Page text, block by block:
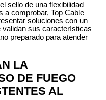
sello de una flexibilidad
a comprobar, Top Cable
soluciones con un
validan sus características
preparado para atender
LA
DE FUEGO
AL